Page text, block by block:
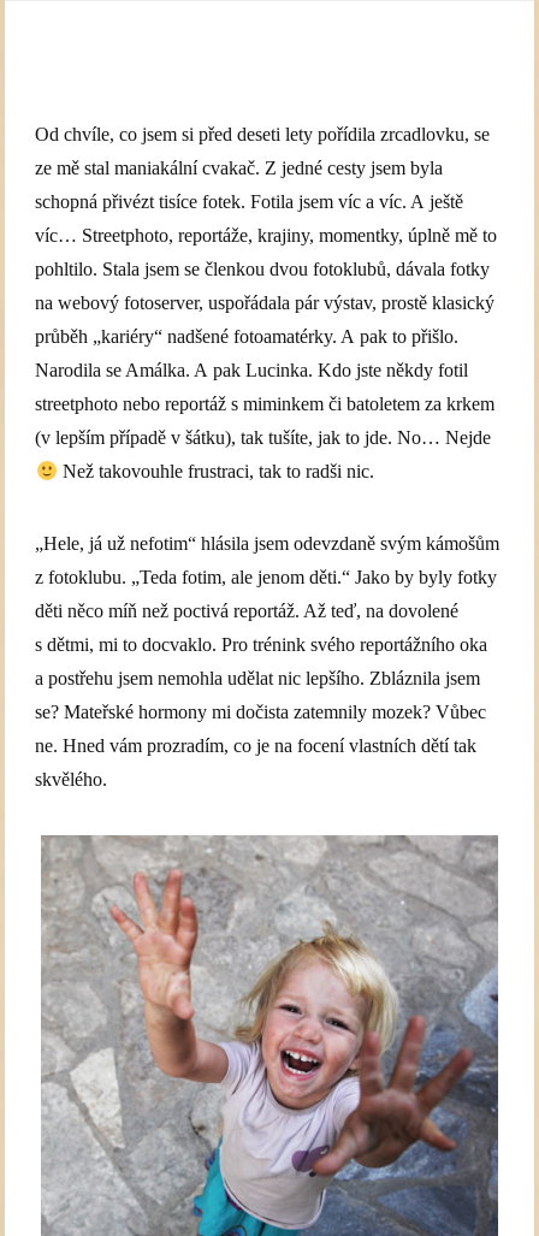
Od chvíle, co jsem si před deseti lety pořídila zrcadlovku, se
ze mě stal maniakální cvakač. Z jedné cesty jsem byla
schopná přivézt tisíce fotek. Fotila jsem víc a víc. A ještě
víc… Streetphoto, reportáže, krajiny, momentky, úplně mě to
pohltilo. Stala jsem se členkou dvou fotoklubů, dávala fotky
na webový fotoserver, uspořádala pár výstav, prostě klasický
průběh „kariéry“ nadšené fotoamatérky. A pak to přišlo.
Narodila se Amálka. A pak Lucinka. Kdo jste někdy fotil
streetphoto nebo reportáž s miminkem či batoletem za krkem
(v lepším případě v šátku), tak tušíte, jak to jde. No… Nejde
Než takovouhle frustraci, tak to radši nic.
„Hele, já už nefotim“ hlásila jsem odevzdaně svým kámošům
z fotoklubu. „Teda fotim, ale jenom děti.“ Jako by byly fotky
děti něco míň než poctivá reportáž. Až teď, na dovolené
s dětmi, mi to docvaklo. Pro trénink svého reportážního oka
a postřehu jsem nemohla udělat nic lepšího. Zbláznila jsem
se? Mateřské hormony mi dočista zatemnily mozek? Vůbec
ne. Hned vám prozradím, co je na focení vlastních dětí tak
skvělého.